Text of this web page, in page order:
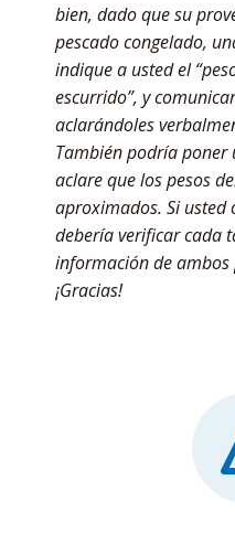
bien, dado que su
pescado congelado,
indique a usted el
escurrido”, y
aclarándoles
También podría poner
aclare que los pesos
aproximados. Si usted
debería verificar cada
información de ambos
¡Gracias!